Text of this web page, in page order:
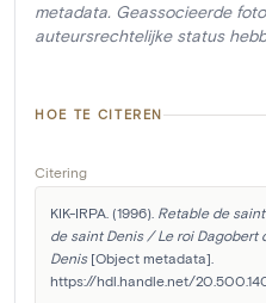
metadata. Geassocieerde
auteursrechtelijke status
HOE TE CITEREN
Citering
KIK-IRPA. (1996). Retable de
de saint Denis / Le roi
Denis [Object metadata].
https://hdl.handle.net/